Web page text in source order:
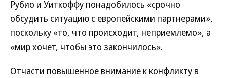
Рубио и Уиткоффу понадобилось «срочно
обсудить ситуацию с европейскими партнерами»,
поскольку «то, что происходит, неприемлемо», а
«мир хочет, чтобы это закончилось».
Отчасти повышенное внимание к конфликту в